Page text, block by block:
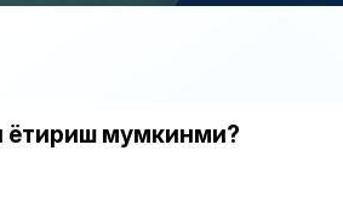
мумкинми?